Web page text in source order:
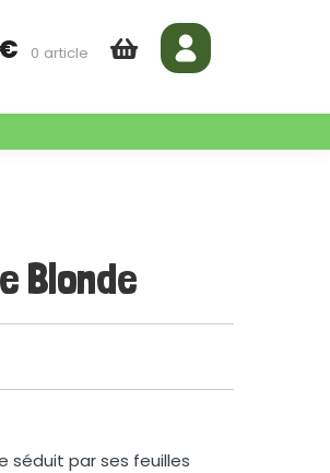
€ 0 article
Blonde
séduit par ses feuilles